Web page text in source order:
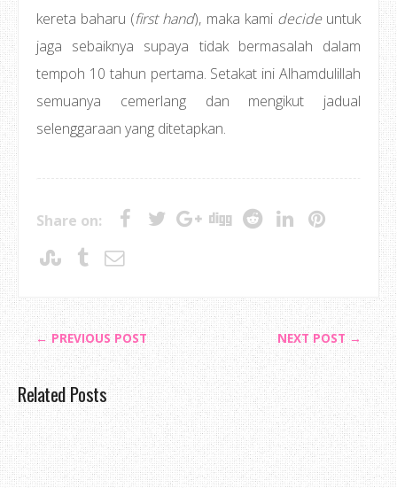
kereta baharu (first hand), maka kami decideuntuk
jaga sebaiknya supaya tidak bermasalah dalam
tempoh 10 tahun pertama. Setakat ini Alhamdulillah
semuanya cemerlang dan mengikut jadual
selenggaraan yang ditetapkan.
Share on:
← PREVIOUS POST NEXT POST →
Related Posts